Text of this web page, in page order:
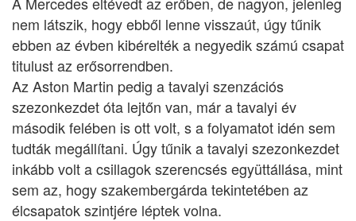
nem látszik, hogy ebből lenne visszaút, úgy tűnik
ebben az évben kibérelték a negyedik számú csapat
titulust az erősorrendben.
Az Aston Martin pedig a tavalyi szenzációs
szezonkezdet óta lejtőn van, már a tavalyi év
második felében is ott volt, s a folyamatot idén sem
tudták megállítani. Úgy tűnik a tavalyi szezonkezdet
inkább volt a csillagok szerencsés együttállása, mint
sem az, hogy szakembergárda tekintetében az
élcsapatok szintjére léptek volna.